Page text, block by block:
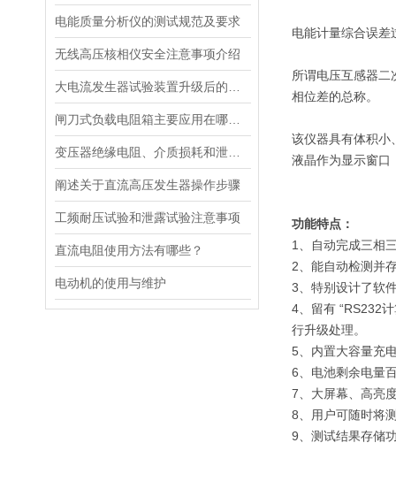
电能质量分析仪的测试规范及要求
无线高压核相仪安全注意事项介绍
阐述关于直流高压发生器操作步骤
工频耐压试验和泄露试验注意事项
直流电阻使用方法有哪些？
电动机的使用与维护
电能计量综合误差
所谓电压互感器二
相位差的总称。
该仪器具有体积小
液晶作为显示窗口
功能特点：
1
、自动完成三相
2 、能自动检测并
3 、特别设计了软
4 、留有 “RS232
行升级处理。
5 、内置大容量充
6 、电池剩余电量
7 、大屏幕、高亮
8 、用户可随时将
9 、测试结果存储